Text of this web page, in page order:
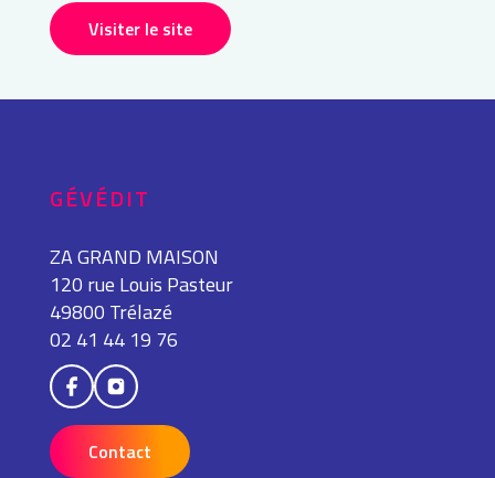
Visiter le site
GÉVÉDIT
ZA GRAND MAISON
120 rue Louis Pasteur
49800 Trélazé
02 41 44 19 76
Contact